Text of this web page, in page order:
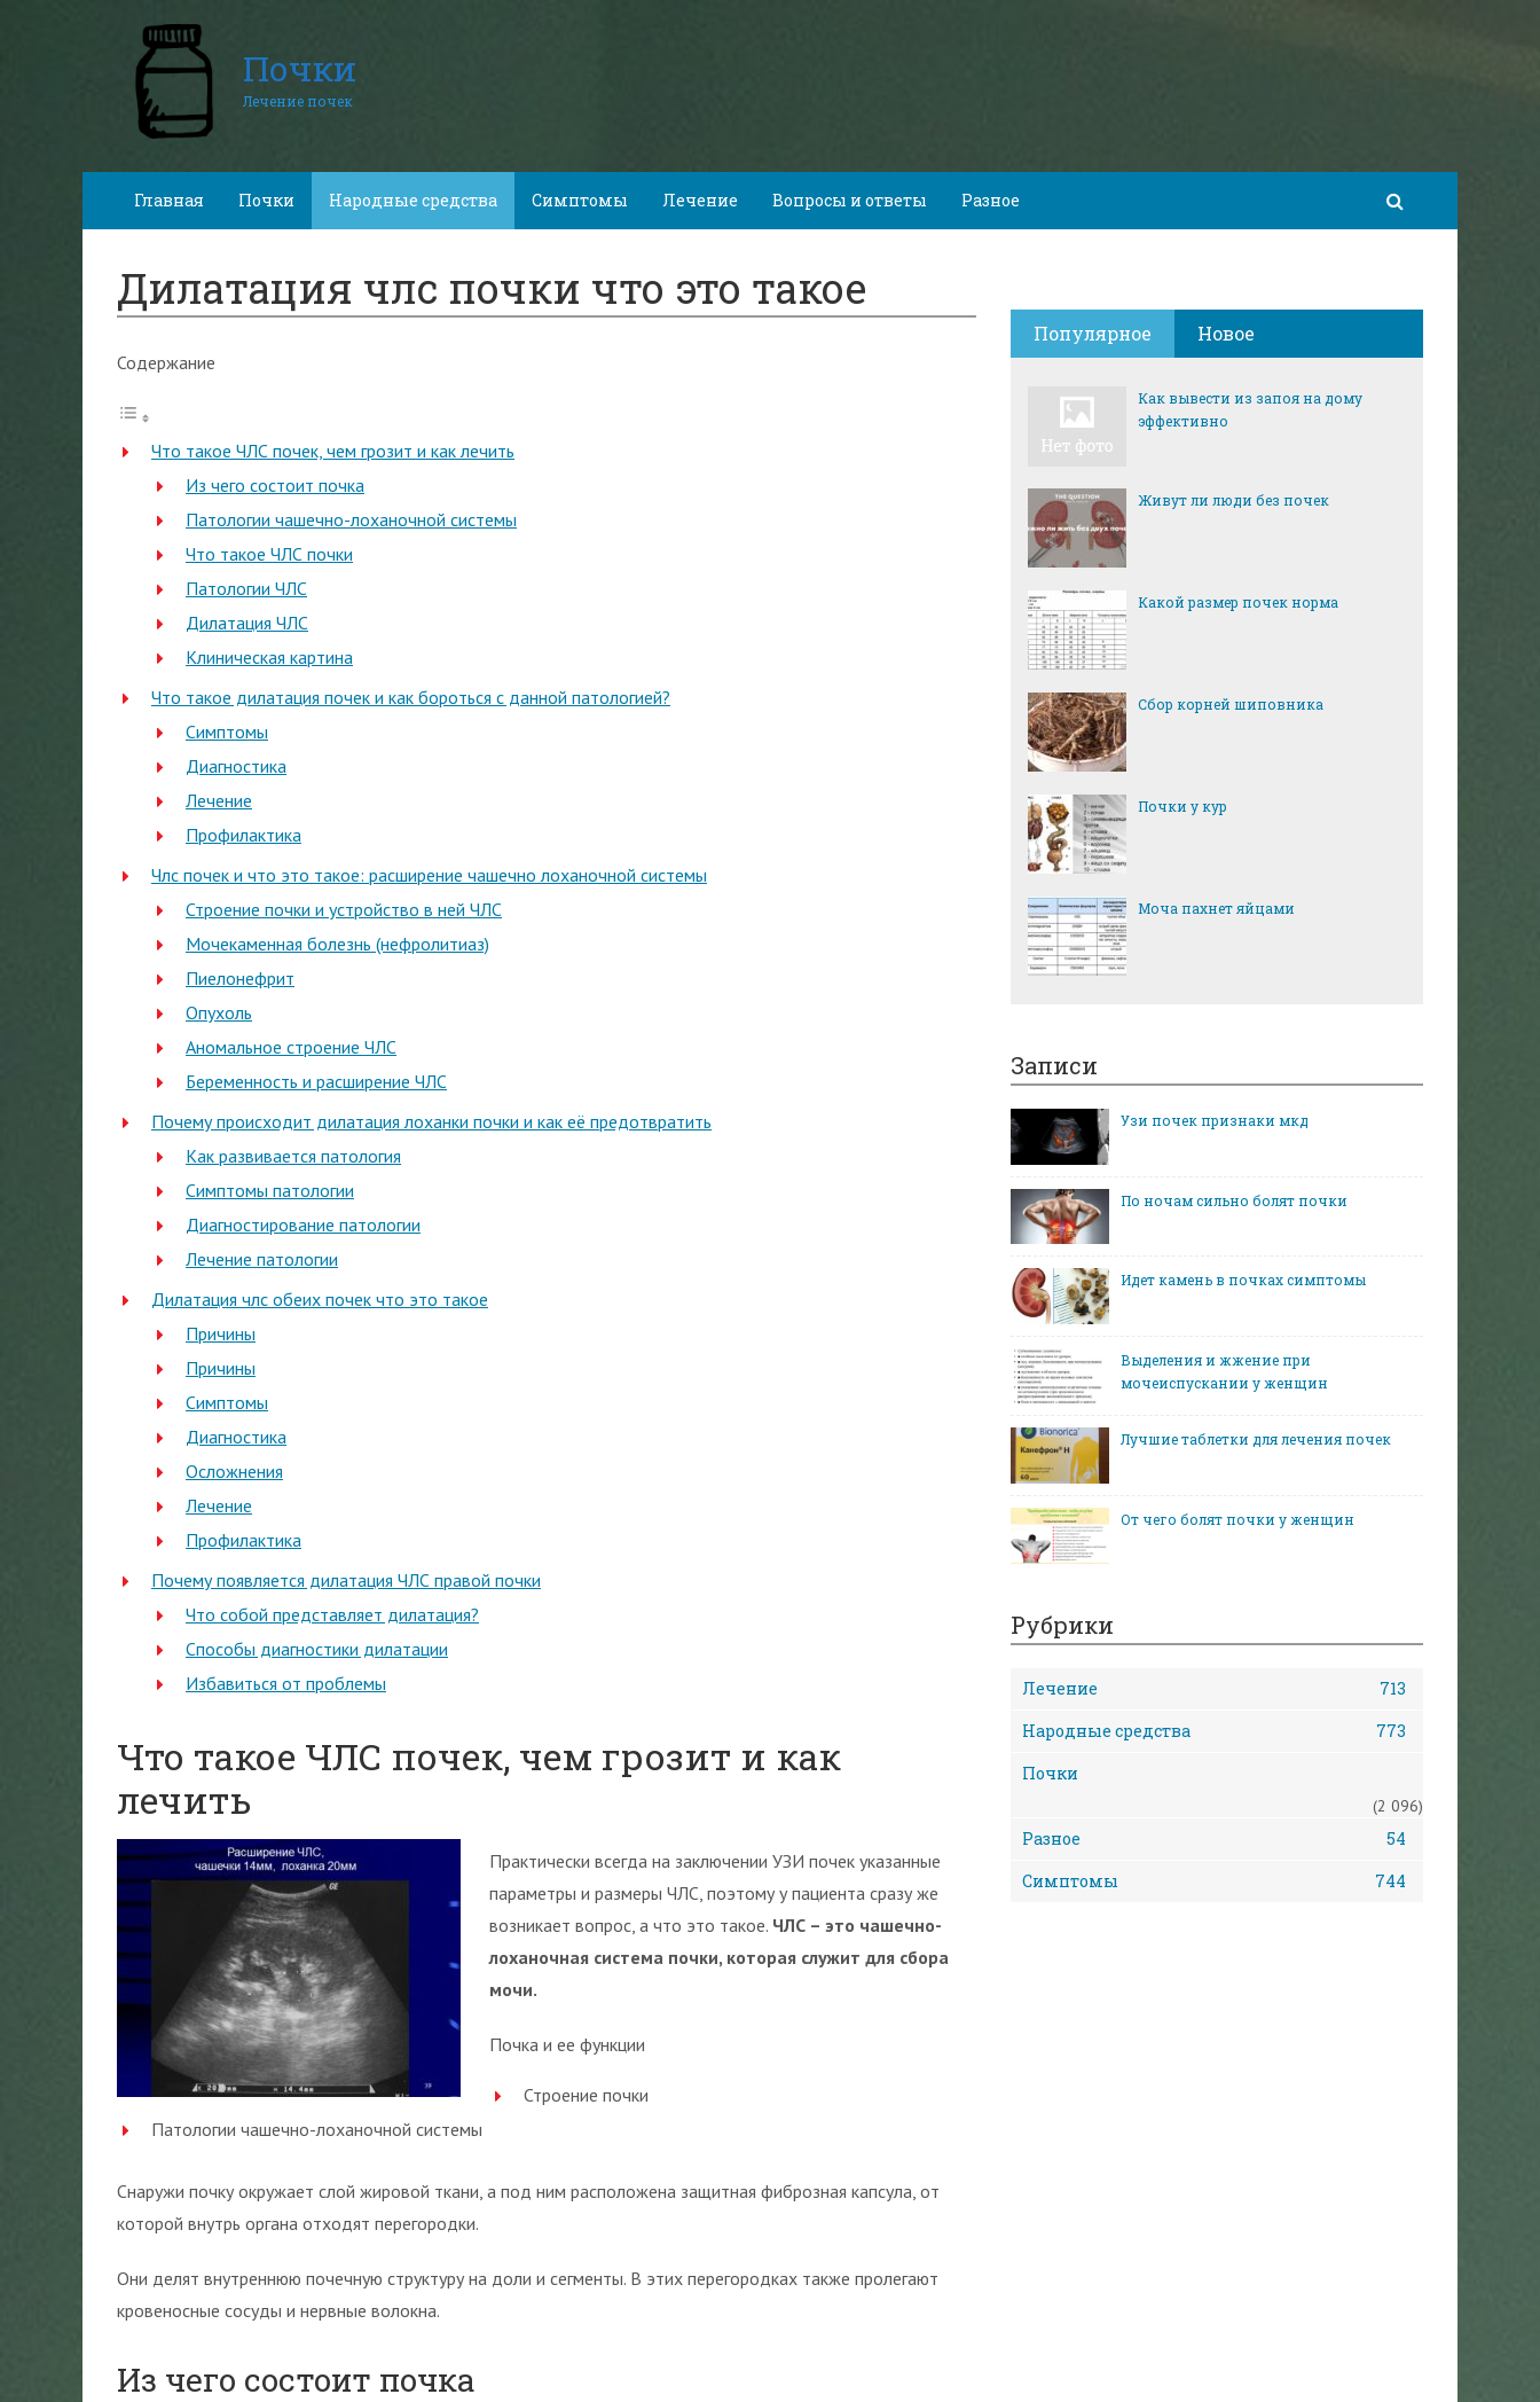
Почки
Лечение почек
Главная Почки Народные средства Симптомы Лечение Вопросы и ответы Разное
Дилатация члс почки что это такое
Содержание
Что такое ЧЛС почек, чем грозит и как лечить
Из чего состоит почка
Патологии чашечно-лоханочной системы
Что такое ЧЛС почки
Патологии ЧЛС
Дилатация ЧЛС
Клиническая картина
Что такое дилатация почек и как бороться с данной патологией?
Симптомы
Диагностика
Лечение
Профилактика
Члс почек и что это такое: расширение чашечно лоханочной системы
Строение почки и устройство в ней ЧЛС
Мочекаменная болезнь (нефролитиаз)
Пиелонефрит
Опухоль
Аномальное строение ЧЛС
Беременность и расширение ЧЛС
Почему происходит дилатация лоханки почки и как её предотвратить
Как развивается патология
Симптомы патологии
Диагностирование патологии
Лечение патологии
Дилатация члс обеих почек что это такое
Причины
Причины
Симптомы
Диагностика
Осложнения
Лечение
Профилактика
Почему появляется дилатация ЧЛС правой почки
Что собой представляет дилатация?
Способы диагностики дилатации
Избавиться от проблемы
Что такое ЧЛС почек, чем грозит и как
лечить
Практически всегда на заключении УЗИ почек указанные
параметры и размеры ЧЛС, поэтому у пациента сразу же
возникает вопрос, а что это такое. ЧЛС – это чашечно-
лоханочная система почки, которая служит для сбора
мочи.
Почка и ее функции
Строение почки
Патологии чашечно-лоханочной системы
Снаружи почку окружает слой жировой ткани, а под ним расположена защитная фиброзная капсула, от
которой внутрь органа отходят перегородки.
Они делят внутреннюю почечную структуру на доли и сегменты. В этих перегородках также пролегают
кровеносные сосуды и нервные волокна.
Из чего состоит почка
Популярное Новое
Как вывести из запоя на дому
эффективно
Живут ли люди без почек
Какой размер почек норма
Сбор корней шиповника
Почки у кур
Моча пахнет яйцами
Записи
Узи почек признаки мкд
По ночам сильно болят почки
Идет камень в почках симптомы
Выделения и жжение при
мочеиспускании у женщин
Лучшие таблетки для лечения почек
От чего болят почки у женщин
Рубрики
Лечение
713
Народные средства
773
Почки
(2 096)
Разное
54
Симптомы
744